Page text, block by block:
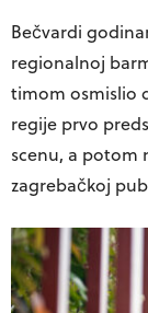
Bečvardi
regionalnoj
timom osmislio
regije prvo
scenu, a potom
zagrebačkoj